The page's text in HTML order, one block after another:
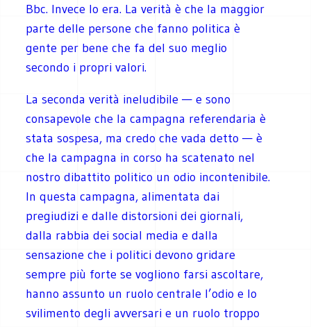
Bbc. Invece lo era. La verità è che la maggior
parte delle persone che fanno politica è
gente per bene che fa del suo meglio
secondo i propri valori.
La seconda verità ineludibile — e sono
consapevole che la campagna referendaria è
stata sospesa, ma credo che vada detto — è
che la campagna in corso ha scatenato nel
nostro dibattito politico un odio incontenibile.
In questa campagna, alimentata dai
pregiudizi e dalle distorsioni dei giornali,
dalla rabbia dei social media e dalla
sensazione che i politici devono gridare
sempre più forte se vogliono farsi ascoltare,
hanno assunto un ruolo centrale l’odio e lo
svilimento degli avversari e un ruolo troppo